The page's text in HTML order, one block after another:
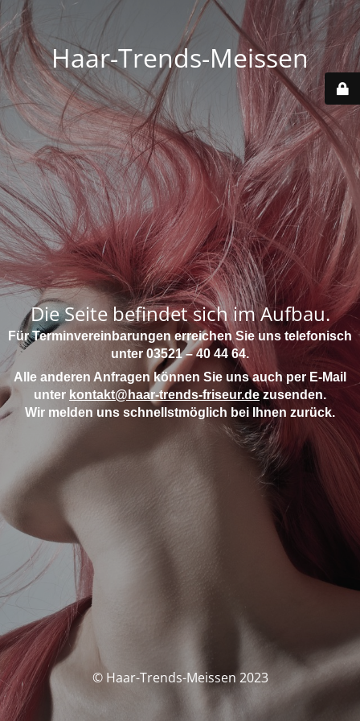
Haar-Trends-Meissen
Die Seite befindet sich im Aufbau.
Für Terminvereinbarungen erreichen Sie uns telefonisch
unter 03521 – 40 44 64.
Alle anderen Anfragen können Sie uns auch per E-Mail
unter kontakt@haar-trends-friseur.de zusenden.
Wir melden uns schnellstmöglich bei Ihnen zurück.
© Haar-Trends-Meissen 2023